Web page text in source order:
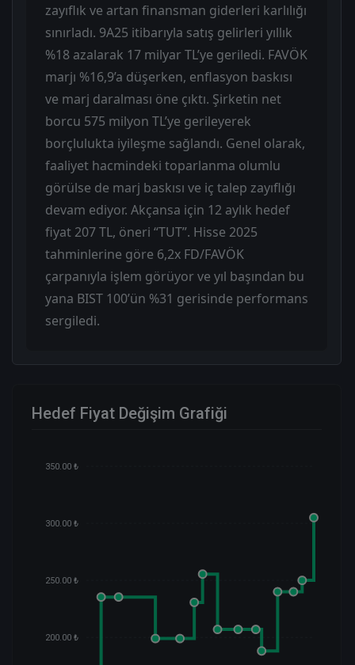
zayıflık ve artan finansman giderleri karlılığı
sınırladı. 9A25 itibarıyla satış gelirleri yıllık
%18 azalarak 17 milyar TL’ye geriledi. FAVÖK
marjı %16,9’a düşerken, enflasyon baskısı
ve marj daralması öne çıktı. Şirketin net
borcu 575 milyon TL’ye gerileyerek
borçlulukta iyileşme sağlandı. Genel olarak,
faaliyet hacmindeki toparlanma olumlu
görülse de marj baskısı ve iç talep zayıflığı
devam ediyor. Akçansa için 12 aylık hedef
fiyat 207 TL, öneri “TUT”. Hisse 2025
tahminlerine göre 6,2x FD/FAVÖK
çarpanıyla işlem görüyor ve yıl başından bu
yana BIST 100’ün %31 gerisinde performans
sergiledi.
Hedef Fiyat Değişim Grafiği
350.00 ₺
300.00 ₺
250.00 ₺
200.00 ₺